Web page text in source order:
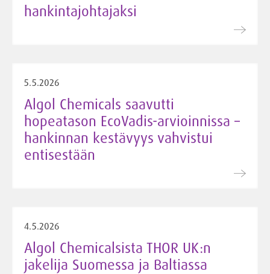
hankintajohtajaksi
5.5.2026
Algol Chemicals saavutti
hopeatason EcoVadis-arvioinnissa –
hankinnan kestävyys vahvistui
entisestään
4.5.2026
Algol Chemicalsista THOR UK:n
jakelija Suomessa ja Baltiassa